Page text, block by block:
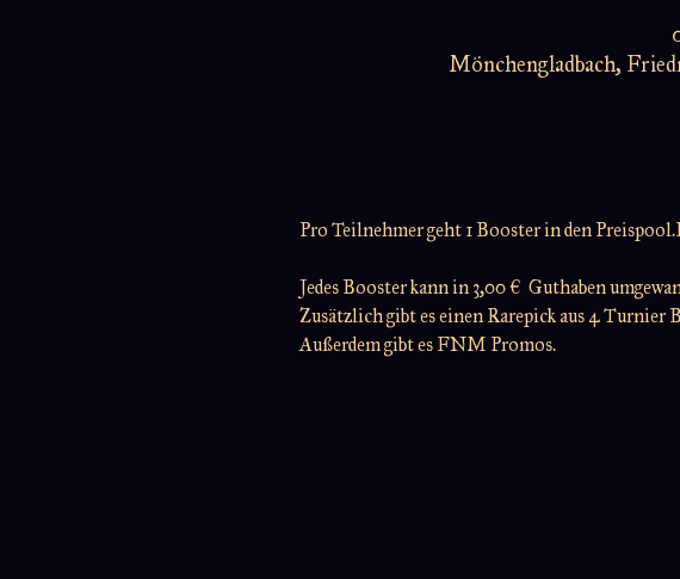
Mönchengladbach,
Pro Teilnehmer geht 1 Booster in den
Jedes Booster kann in 3,00 €  Guthaben
Zusätzlich gibt es einen Rarepick aus 4 Turnier
Außerdem gibt es FNM Promos.